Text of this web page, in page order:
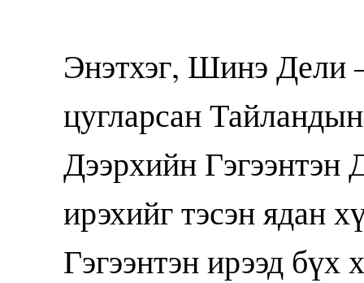
Энэтхэг, Шинэ Дели
цугларсан
Дээрхийн
ирэхийг тэсэн ядан
Гэгээнтэн ирээд бүх